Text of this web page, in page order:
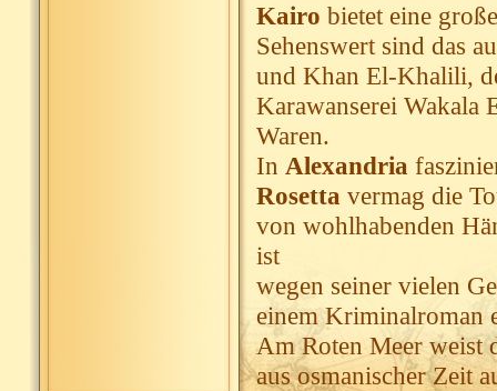
Kairo bietet eine
Sehenswert sind das
und Khan El-Khalili,
Karawanserei Wakala
Waren.
In Alexandria
Rosetta vermag die
von wohlhabenden
ist
wegen seiner vielen
einem Kriminalroman
Am Roten Meer weist
aus osmanischer Zeit